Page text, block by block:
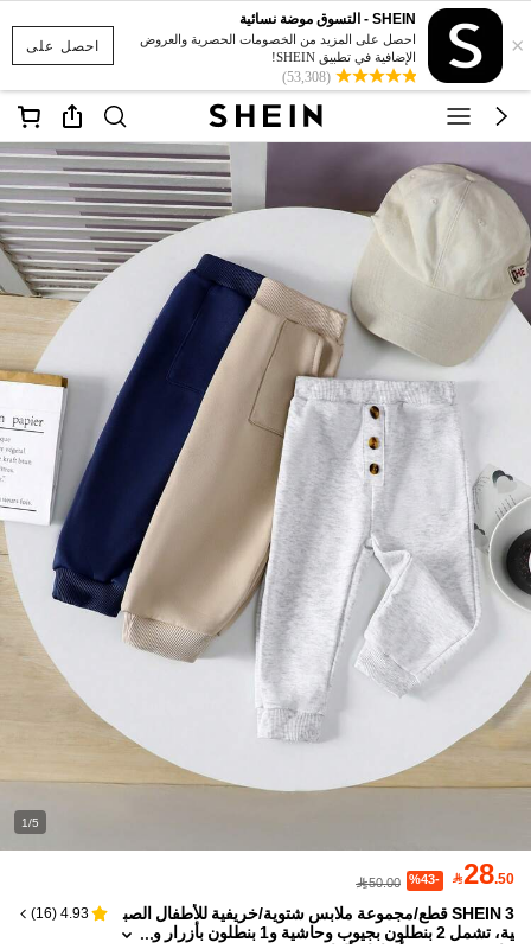
احصل على ×
SHEIN - التسوق موضة نسائية
احصل على المزيد من الخصومات الحصرية والعروض
الإضافية في تطبيق SHEIN!
(53,308)
1/5
28.50
%43-
50.00
SHEIN 3 قطع/مجموعة ملابس شتوية/خريفية للأطفال الصب
ية، تشمل 2 بنطلون بجيوب وحاشية و1 بنطلون بأزرار و
4.93
(
16
)